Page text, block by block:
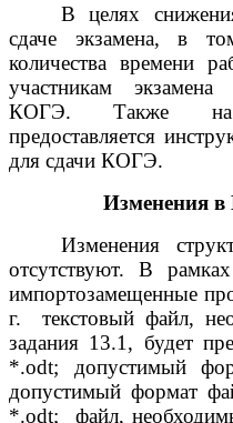
В целях
сдаче экзамена, в
количества времени
участникам экзамена
КОГЭ. Также на
предоставляется
для сдачи КОГЭ.
Изменения
Изменения
отсутствуют. В
импортозамещенные
г. текстовый файл,
задания 13.1, будет
*.odt; допустимый
допустимый формат
*.odt; файл,